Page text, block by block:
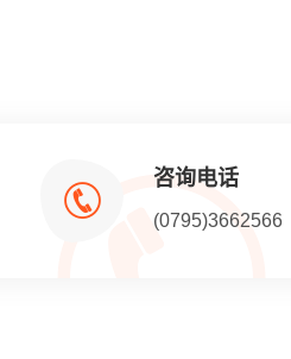
咨询电话
(0795)3662566